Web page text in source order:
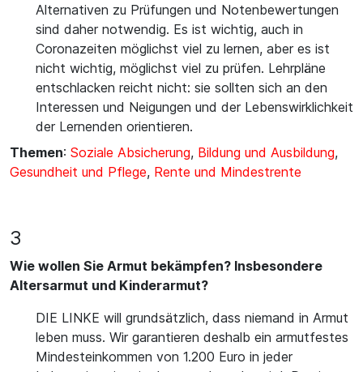
Alternativen zu Prüfungen und Notenbewertungen
sind daher notwendig. Es ist wichtig, auch in
Coronazeiten möglichst viel zu lernen, aber es ist
nicht wichtig, möglichst viel zu prüfen. Lehrpläne
entschlacken reicht nicht: sie sollten sich an den
Interessen und Neigungen und der Lebenswirklichkeit
der Lernenden orientieren.
Themen: Soziale Absicherung, Bildung und Ausbildung,
Gesundheit und Pflege, Rente und Mindestrente
3
Wie wollen Sie Armut bekämpfen? Insbesondere
Altersarmut und Kinderarmut?
DIE LINKE will grundsätzlich, dass niemand in Armut
leben muss. Wir garantieren deshalb ein armutfestes
Mindesteinkommen von 1.200 Euro in jeder